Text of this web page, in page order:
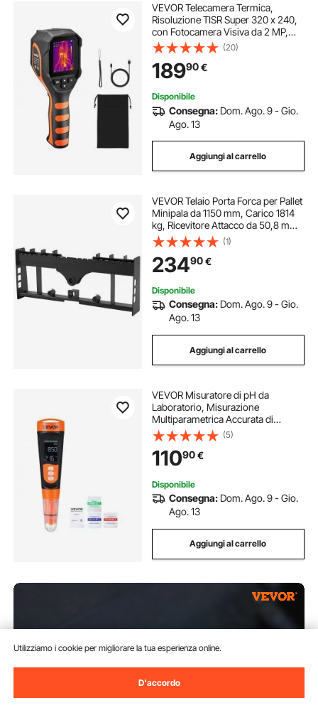
VEVOR Telecamera Termica,
Risoluzione TISR Super 320 x 240,
con Fotocamera Visiva da 2 MP,
Risoluzione IR 160 x 120, Frequenza
di Aggiornamento 25 Hz, da -20℃
a 550℃, 4 Modalità Immagine
(20)
18990€
Disponibile
Consegna: Dom. Ago. 9 - Gio.
Ago. 13
Aggiungi al carrello
VEVOR Telaio Porta Forca per Pallet
Minipala da 1150 mm, Carico 1814
kg, Ricevitore Attacco da 50,8 mm,
Manicotti per Lancia, Compatibile
con Trattori a Montaggio Rapido,
Solo Telaio Senza Forche
(1)
23490€
Disponibile
Consegna: Dom. Ago. 9 - Gio.
Ago. 13
Aggiungi al carrello
VEVOR Misuratore di pH da
Laboratorio, Misurazione
Multiparametrica Accurata di
pH/EC/TDS, Sonda Impermeabile
IP68, Kit Tascabile con Bustine di
Polvere di Calibrazione, Display VA,
per Analisi Acqua
(5)
11090€
Disponibile
Consegna: Dom. Ago. 9 - Gio.
Ago. 13
Aggiungi al carrello
Utilizziamo i cookie per migliorare la tua esperienza online.
D'accordo